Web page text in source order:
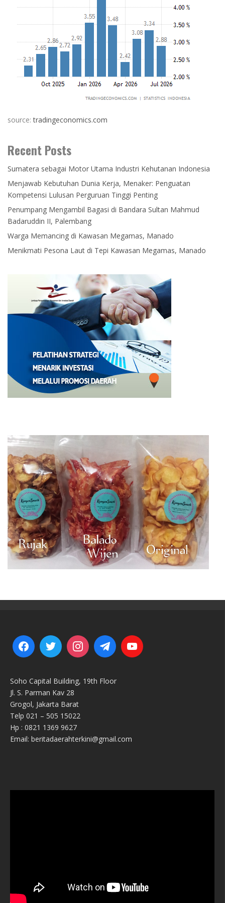
source:tradingeconomics.com
Recent Posts
Sumatera sebagai Motor Utama Industri Kehutanan Indonesia
Menjawab Kebutuhan Dunia Kerja, Menaker: Penguatan
Kompetensi Lulusan Perguruan Tinggi Penting
Penumpang Mengambil Bagasi di Bandara Sultan Mahmud
Badaruddin II, Palembang
Warga Memancing di Kawasan Megamas, Manado
Menikmati Pesona Laut di Tepi Kawasan Megamas, Manado
Soho Capital Building, 19th Floor
Jl. S. Parman Kav 28
Grogol, Jakarta Barat
Telp 021 – 505 15022
Hp : 0821 1369 9627
Email: beritadaerahterkini@gmail.com